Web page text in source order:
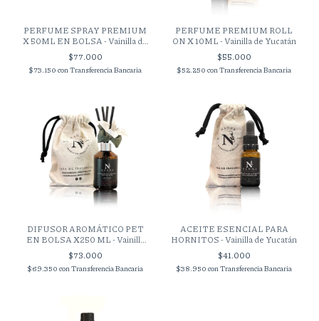
PERFUME SPRAY PREMIUM
X 50ML EN BOLSA - Vainilla de
Yucatán
$77.000
$73.150 conTransferencia Bancaria
PERFUME PREMIUM ROLL
ON X 10ML - Vainilla de Yucatán
$55.000
$52.250 conTransferencia Bancaria
DIFUSOR AROMÁTICO PET
EN BOLSA X250 ML - Vainilla
de Yucatán
$73.000
$69.350 conTransferencia Bancaria
ACEITE ESENCIAL PARA
HORNITOS - Vainilla de Yucatán
$41.000
$38.950 conTransferencia Bancaria